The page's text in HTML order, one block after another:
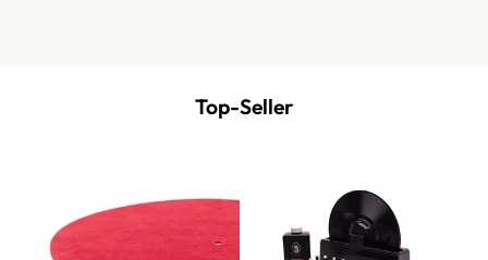
Top-Seller